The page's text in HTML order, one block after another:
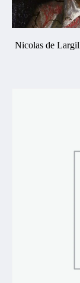
Nicolas de